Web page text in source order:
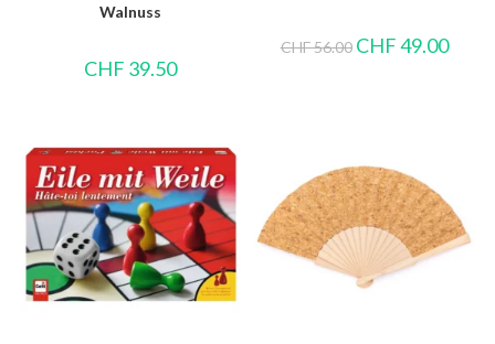
Walnuss
CHF 39.50
CHF56.00 CHF49.00